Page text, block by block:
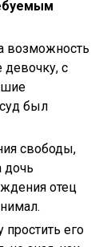
возможность
девочку, с
был
свободы,
дочь
отец
простить его